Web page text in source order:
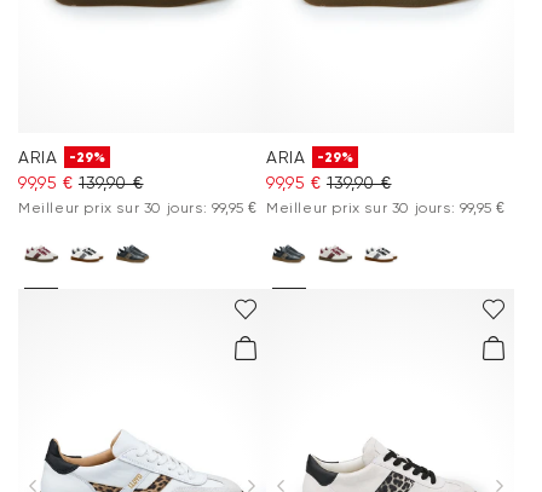
ARIA -29%
99,95 € 139,90 €
Meilleur prix sur 30 jours: 99,95 €
ARIA -29%
99,95 € 139,90 €
Meilleur prix sur 30 jours: 99,95 €